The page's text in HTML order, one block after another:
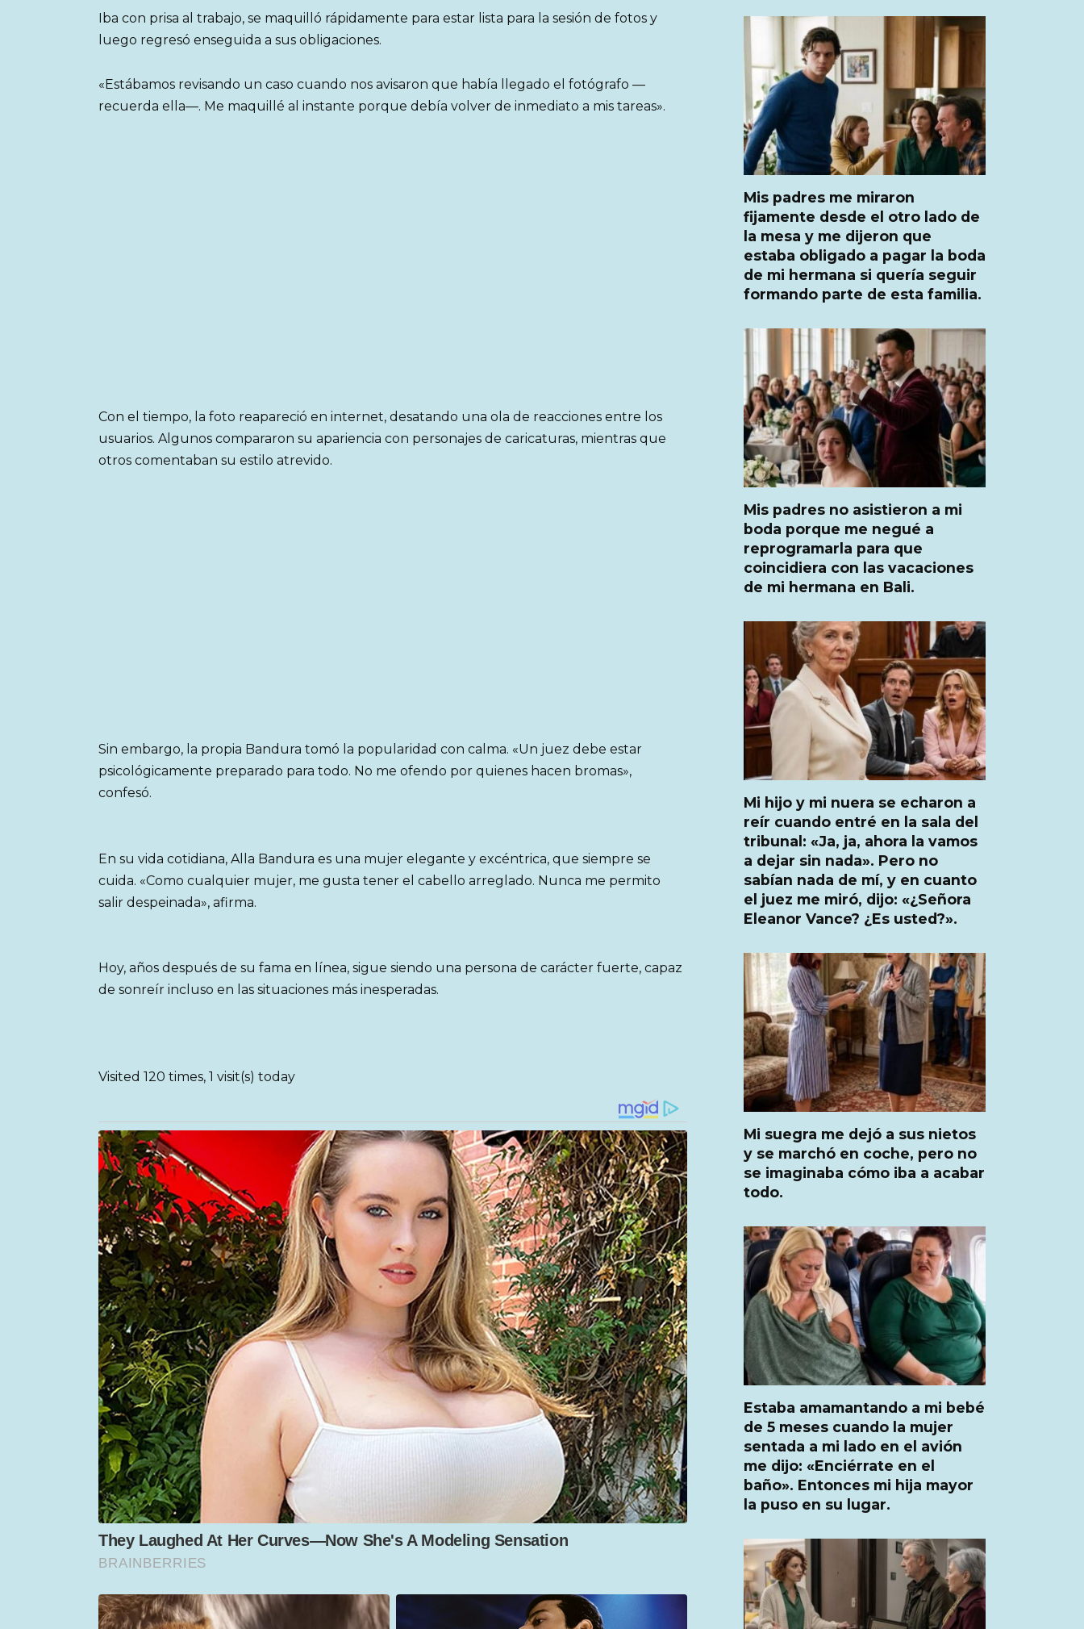
Iba con prisa al trabajo, se maquilló rápidamente para estar lista para la sesión de fotos y
luego regresó enseguida a sus obligaciones.
«Estábamos revisando un caso cuando nos avisaron que había llegado el fotógrafo —
recuerda ella—. Me maquillé al instante porque debía volver de inmediato a mis tareas».
Con el tiempo, la foto reapareció en internet, desatando una ola de reacciones entre los
usuarios. Algunos compararon su apariencia con personajes de caricaturas, mientras que
otros comentaban su estilo atrevido.
Sin embargo, la propia Bandura tomó la popularidad con calma. «Un juez debe estar
psicológicamente preparado para todo. No me ofendo por quienes hacen bromas»,
confesó.
En su vida cotidiana, Alla Bandura es una mujer elegante y excéntrica, que siempre se
cuida. «Como cualquier mujer, me gusta tener el cabello arreglado. Nunca me permito
salir despeinada», afirma.
Hoy, años después de su fama en línea, sigue siendo una persona de carácter fuerte, capaz
de sonreír incluso en las situaciones más inesperadas.
Visited 120 times, 1 visit(s) today
Mis padres me miraron
fijamente desde el otro lado de
la mesa y me dijeron que
estaba obligado a pagar la boda
de mi hermana si quería seguir
formando parte de esta familia.
Mis padres no asistieron a mi
boda porque me negué a
reprogramarla para que
coincidiera con las vacaciones
de mi hermana en Bali.
Mi hijo y mi nuera se echaron a
reír cuando entré en la sala del
tribunal: «Ja, ja, ahora la vamos
a dejar sin nada». Pero no
sabían nada de mí, y en cuanto
el juez me miró, dijo: «¿Señora
Eleanor Vance? ¿Es usted?».
Mi suegra me dejó a sus nietos
y se marchó en coche, pero no
se imaginaba cómo iba a acabar
todo.
Estaba amamantando a mi bebé
de 5 meses cuando la mujer
sentada a mi lado en el avión
me dijo: «Enciérrate en el
baño». Entonces mi hija mayor
la puso en su lugar.